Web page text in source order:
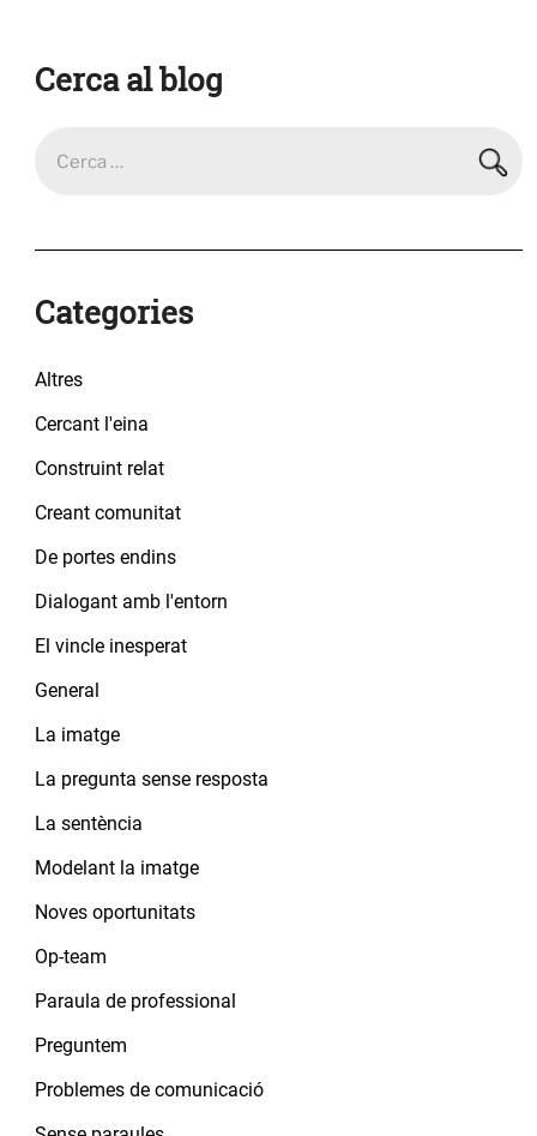
Cerca al blog
Categories
Altres
Cercant l'eina
Construint relat
Creant comunitat
De portes endins
Dialogant amb l'entorn
El vincle inesperat
General
La imatge
La pregunta sense resposta
La sentència
Modelant la imatge
Noves oportunitats
Op-team
Paraula de professional
Preguntem
Problemes de comunicació